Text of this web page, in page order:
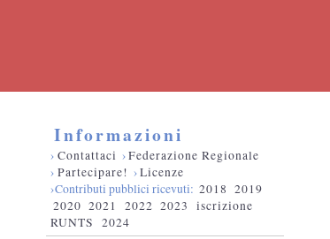
Informazioni
› Contattaci ›Federazione Regionale
› Partecipare! ›Licenze
›Contributi pubblici ricevuti: 2018 2019
2020 2021 2022 2023
iscrizione
RUNTS
2024